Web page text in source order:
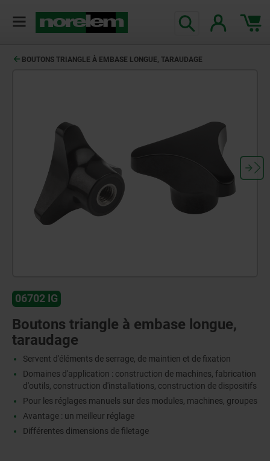
BOUTONS TRIANGLE À EMBASE LONGUE, TARAUDAGE
06702 IG
Boutons triangle à embase longue,
taraudage
Servent d'éléments de serrage, de maintien et de fixation
Domaines d'application : construction de machines, fabrication
d'outils, construction d'installations, construction de dispositifs
Pour les réglages manuels sur des modules, machines, groupes
Avantage : un meilleur réglage
Différentes dimensions de filetage